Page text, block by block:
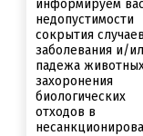
информируем
недопустимости
сокрытия
заболевания и/
падежа
захоронения
биологических
отходов в